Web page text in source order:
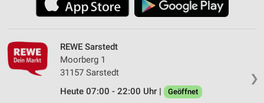
❯
REWE Sarstedt
Moorberg 1
31157 Sarstedt
Heute 07:00 - 22:00 Uhr |
Geöffnet